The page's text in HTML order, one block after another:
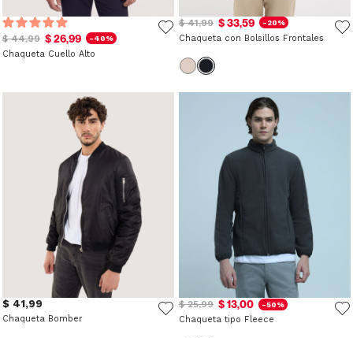
$ 44,99 $ 26,99 -40%
Chaqueta Cuello Alto
$ 41,99 $ 33,59 -20%
Chaqueta con Bolsillos Frontales
$ 41,99
Chaqueta Bomber
$ 25,99 $ 13,00 -50%
Chaqueta tipo Fleece